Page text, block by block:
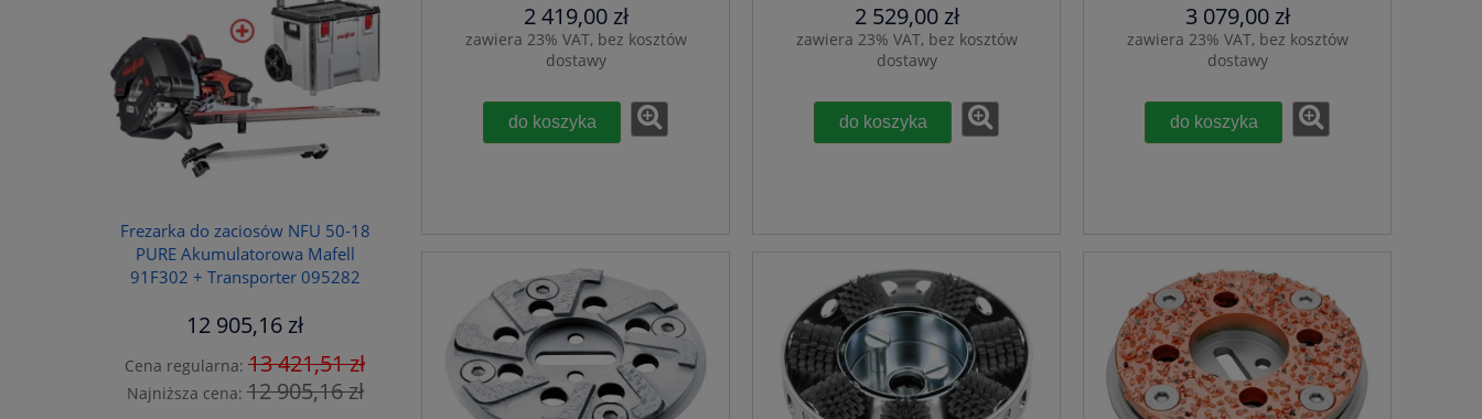
Frezarka do zaciosów NFU 50-18
PURE Akumulatorowa Mafell
91F302 + Transporter 095282
12 905,16 zł
Cena regularna: 13 421,51 zł
Najniższa cena:12 905,16 zł
2 419,00 zł
zawiera 23% VAT, bez kosztów
dostawy
do koszyka
2 529,00 zł
zawiera 23% VAT, bez kosztów
dostawy
do koszyka
3 079,00 zł
zawiera 23% VAT, bez kosztów
dostawy
do koszyka